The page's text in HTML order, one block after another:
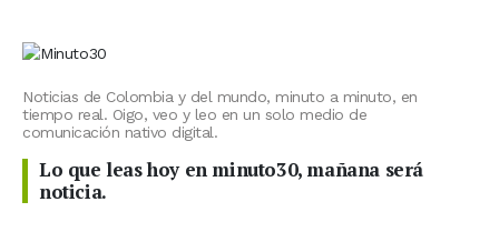
Noticias de Colombia y del mundo, minuto a minuto, en
tiempo real. Oigo, veo y leo en un solo medio de
comunicación nativo digital.
Lo que leas hoy en minuto30, mañana será
noticia.